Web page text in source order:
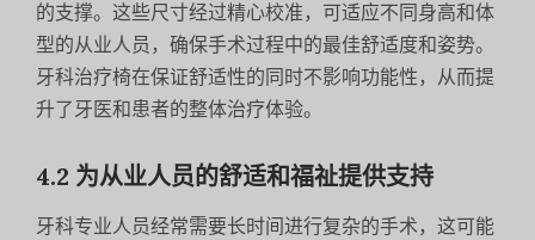
的支撑。这些尺寸经过精心校准，可适应不同身高和体
型的从业人员，确保手术过程中的最佳舒适度和姿势。
牙科治疗椅在保证舒适性的同时不影响功能性，从而提
升了牙医和患者的整体治疗体验。
4.2 为从业人员的舒适和福祉提供支持
牙科专业人员经常需要长时间进行复杂的手术，这可能